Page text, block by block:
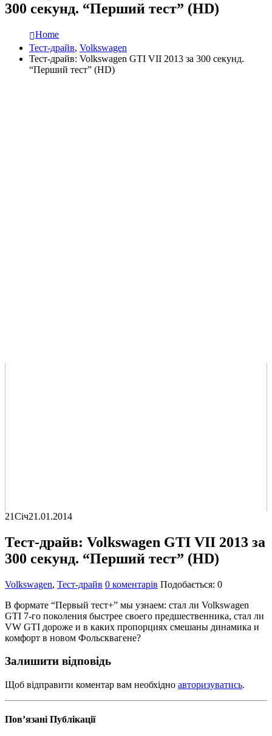
300 секунд. “Перший тест” (HD)
Home
Тест-драйв, Volkswagen
Тест-драйв: Volkswagen GTI VII 2013 за 300 секунд.
“Перший тест” (HD)
21Січ21.01.2014
Тест-драйв: Volkswagen GTI VII 2013 за
300 секунд. “Перший тест” (HD)
Volkswagen, Тест-драйв 0 коментарів Подобається: 0
В формате “Первый тест+” мы узнаем: стал ли Volkswagen
GTI 7-го поколения быстрее своего предшественника, стал ли
VW GTI дороже и в каких пропорциях смешаны динамика и
комфорт в новом Фольсквагене?
Залишити відповідь
Щоб відправити коментар вам необхідно авторизуватись.
Пов’язані Публікації